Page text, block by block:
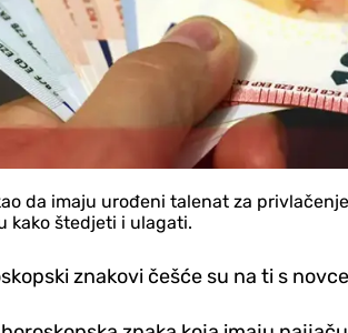
da imaju urođeni talenat za
kako šted‌jeti i ulagati.
znakovi češće su na ti s